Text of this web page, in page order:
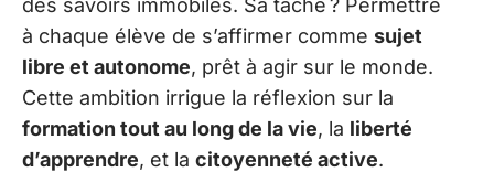
des savoirs immobiles. Sa tâche ? Permettre
à chaque élève de s’affirmer comme sujet
libre et autonome, prêt à agir sur le monde.
Cette ambition irrigue la réflexion sur la
formation tout au long de la vie, la liberté
d’apprendre, et la citoyenneté active.